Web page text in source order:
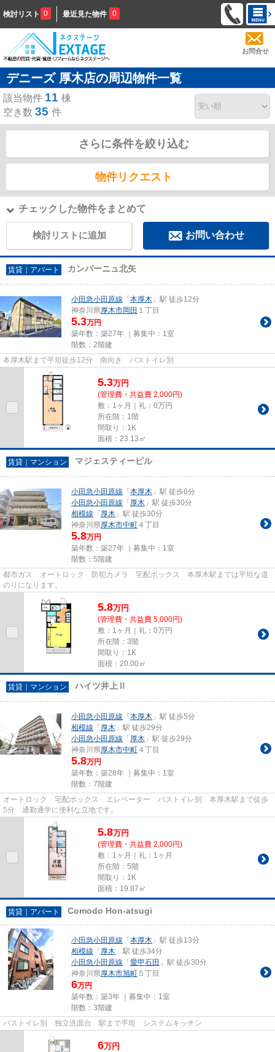
検討リスト 0 最近見た物件 0
お問合せ
デニーズ 厚木店の周辺物件一覧
該当物件 11 棟
空き数 35 件
さらに条件を絞り込む
物件リクエスト
チェックした物件をまとめて
検討リストに追加 お問い合わせ
賃貸｜アパート カンパーニュ北矢
小田急小田原線 「本厚木 」駅 徒歩12分
神奈川県厚木市岡田 １丁目
5.3万円
築年数：築27年 ｜募集中： 1室
階数：2階建
本厚木駅まで平坦徒歩12分 南向き バストイレ別
5.3万円
(管理費・共益費 2,000円)
敷：1ヶ月｜礼：0万円
所在階：1階
間取り：1K
面積：23.13㎡
賃貸｜マンション マジェスティービル
小田急小田原線 「本厚木 」駅 徒歩6分
小田急小田原線 「厚木 」駅 徒歩30分
相模線 「厚木 」駅 徒歩30分
神奈川県厚木市中町 ４丁目
5.8万円
築年数：築27年 ｜募集中： 1室
階数：5階建
都市ガス オートロック 防犯カメラ 宅配ボックス 本厚木駅までは平坦な道
のりになります。
5.8万円
(管理費・共益費 5,000円)
敷：1ヶ月｜礼：0万円
所在階：3階
間取り：1K
面積：20.00㎡
賃貸｜マンション ハイツ井上Ⅱ
小田急小田原線 「本厚木 」駅 徒歩5分
相模線 「厚木 」駅 徒歩29分
小田急小田原線 「厚木 」駅 徒歩29分
神奈川県厚木市中町 ４丁目
5.8万円
築年数：築28年 ｜募集中： 1室
階数：7階建
オートロック 宅配ボックス エレベーター バストイレ別 本厚木駅まで徒歩
5分 通勤通学に便利な立地です。
5.8万円
(管理費・共益費 2,000円)
敷：1ヶ月｜礼：1ヶ月
所在階：5階
間取り：1K
面積：19.87㎡
賃貸｜アパート Comodo Hon-atsugi
小田急小田原線 「本厚木 」駅 徒歩13分
相模線 「厚木 」駅 徒歩34分
小田急小田原線 「愛甲石田 」駅 徒歩30分
神奈川県厚木市旭町 ５丁目
6万円
築年数：築3年 ｜募集中： 1室
階数：3階建
バストイレ別 独立洗面台 駅まで平坦 システムキッチン
6万円